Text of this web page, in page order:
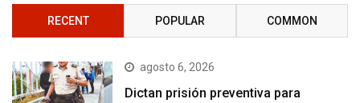
RECENT POPULAR COMMON
agosto 6, 2026
Dictan prisión preventiva para